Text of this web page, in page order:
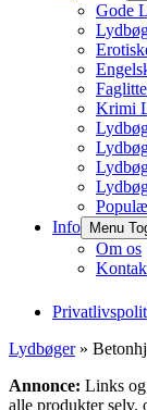
Gode
Krimi
Info
Menu
Om os
Lydbøger»
Annonce: Links og
alle produkter selv,